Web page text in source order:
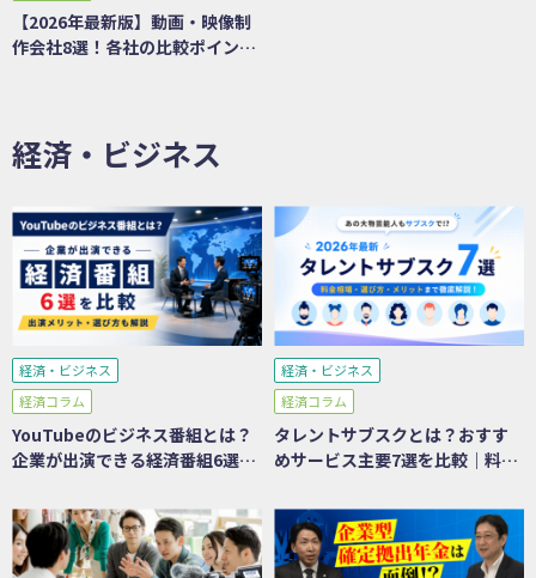
【2026年最新版】動画・映像制
作会社8選！各社の比較ポイント
経済・ビジネス
経済・ビジネス
経済コラム
YouTubeのビジネス番組とは？
企業が出演できる経済番組6選を
経済・ビジネス
経済コラム
タレントサブスクとは？おすす
めサービス主要7選を比較｜料
説